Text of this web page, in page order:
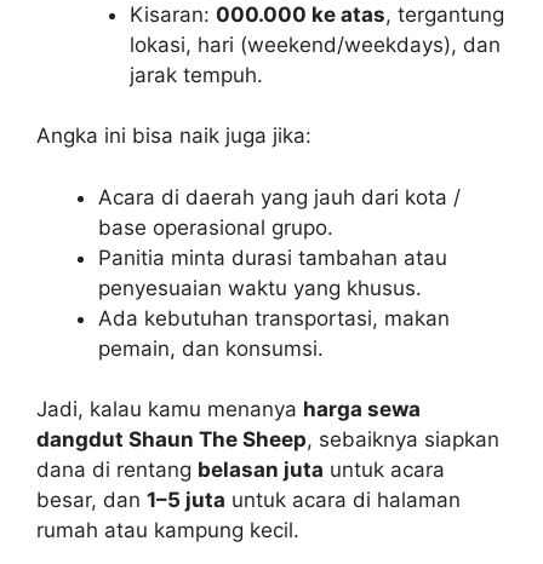
Kisaran: 000.000 ke atas, tergantung
lokasi, hari (weekend/weekdays), dan
jarak tempuh.
Angka ini bisa naik juga jika:
Acara di daerah yang jauh dari kota /
base operasional grupo.
Panitia minta durasi tambahan atau
penyesuaian waktu yang khusus.
Ada kebutuhan transportasi, makan
pemain, dan konsumsi.
Jadi, kalau kamu menanya harga sewa
dangdut Shaun The Sheep, sebaiknya siapkan
dana di rentang belasan juta untuk acara
besar, dan 1–5 juta untuk acara di halaman
rumah atau kampung kecil.